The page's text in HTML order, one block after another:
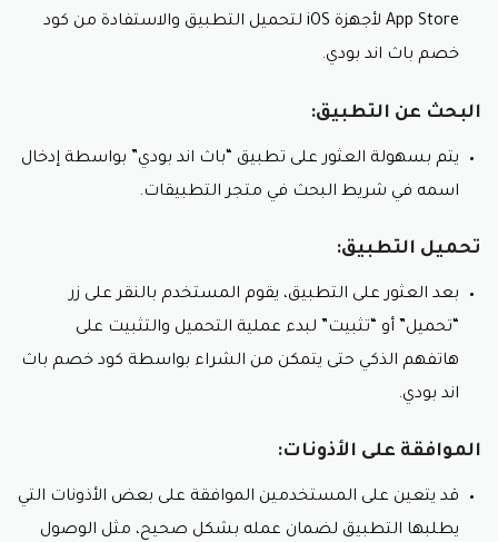
App Store لأجهزة iOS لتحميل التطبيق والاستفادة من كود
خصم باث اند بودي.
البحث عن التطبيق:
يتم بسهولة العثور على تطبيق “باث اند بودي” بواسطة إدخال
اسمه في شريط البحث في متجر التطبيقات.
تحميل التطبيق:
بعد العثور على التطبيق، يقوم المستخدم بالنقر على زر
“تحميل” أو “تثبيت” لبدء عملية التحميل والتثبيت على
هاتفهم الذكي حتى يتمكن من الشراء بواسطة كود خصم باث
اند بودي.
الموافقة على الأذونات:
قد يتعين على المستخدمين الموافقة على بعض الأذونات التي
يطلبها التطبيق لضمان عمله بشكل صحيح، مثل الوصول